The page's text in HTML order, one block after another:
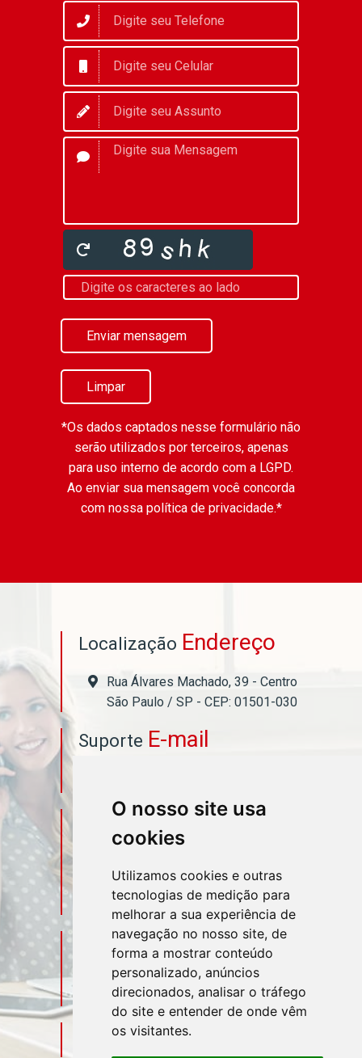
O nosso site usa
cookies
Utilizamos cookies e outras
tecnologias de medição para
melhorar a sua experiência de
navegação no nosso site, de
forma a mostrar conteúdo
personalizado, anúncios
direcionados, analisar o tráfego
do site e entender de onde vêm
os visitantes.
Enviar mensagem
Limpar
*Os dados captados nesse formulário não
serão utilizados por terceiros, apenas
para uso interno de acordo com a LGPD.
Ao enviar sua mensagem você concorda
com nossa política de privacidade.*
Localização Endereço
Rua Álvares Machado, 39 - Centro
São Paulo / SP - CEP: 01501-030
Suporte E-mail
ContatoTelefone
(11) 95580-4449
RedesSociais
Mapa do Escritório